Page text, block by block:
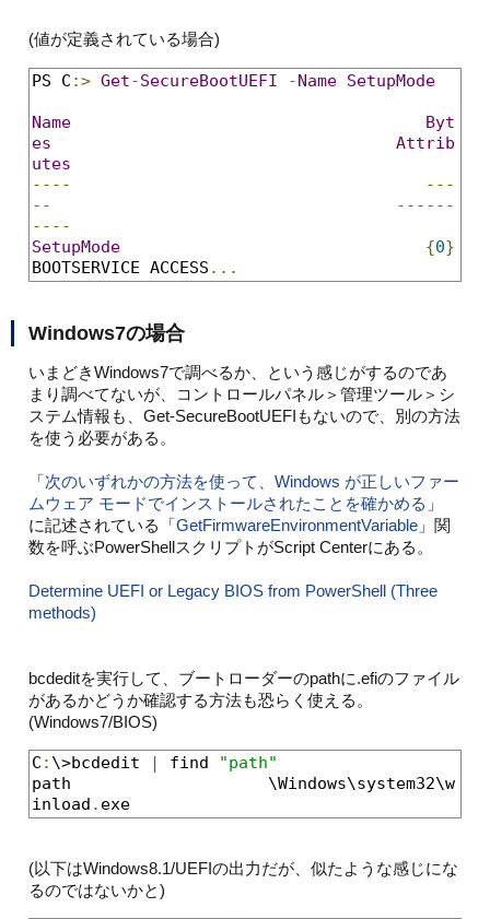
(値が定義されている場合)
PS C :> Get-SecureBootUEFI -Name SetupMode
Name
Byt
es
Attrib
utes
----
---
--
------
----
SetupMode
{0}
BOOTSERVICE ACCESS ...
Windows7の場合
いまどきWindows7で調べるか、という感じがするのであ
まり調べてないが、コントロールパネル＞管理ツール＞シ
ステム情報も、Get-SecureBootUEFIもないので、別の方法
を使う必要がある。
「次のいずれかの方法を使って、Windows が正しいファー
ムウェア モードでインストールされたことを確かめる 」
に記述されている「GetFirmwareEnvironmentVariable 」関
数を呼ぶPowerShellスクリプトがScript Centerにある。
Determine UEFI or Legacy BIOS from PowerShell (Three
methods)
bcdeditを実行して、ブートローダーのpathに.efiのファイル
があるかどうか確認する方法も恐らく使える。
(Windows7/BIOS)
C : \>bcdedit | find
"path"
path                    \Windows\system32\w
inload . exe
(以下はWindows8.1/UEFIの出力だが、似たような感じにな
るのではないかと)